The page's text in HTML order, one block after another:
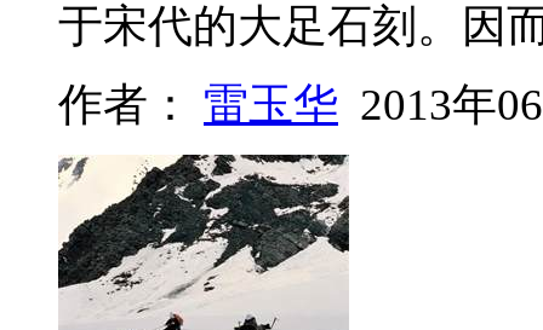
于宋代的大足石刻。
作者： 雷玉华 2013年